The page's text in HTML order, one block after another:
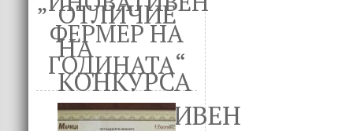
ФЕРМЕР НА
ГОДИНАТА“